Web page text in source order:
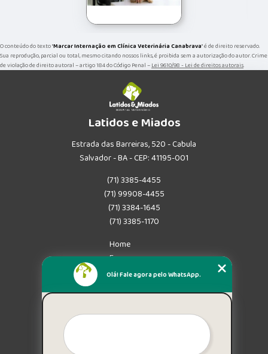
O conteúdo do texto "Marcar Internação em Clínica Veterinária Canabrava" é de direito reservado.
Sua reprodução, parcial ou total, mesmo citando nossos links, é proibida sem a autorização do autor. Crime
de violação de direito autoral – artigo 184 do Código Penal –Lei 9610/98 - Lei de direitos autorais.
Latidos e Miados
Estrada das Barreiras, 520 - Cabula
Salvador - BA - CEP: 41195-001
(71) 3385-4455
(71) 99908-4455
(71) 3384-1645
(71) 3385-1170
Home
Empresa
Missão
Mapa do site
Olá! Fale agora pelo WhatsApp.